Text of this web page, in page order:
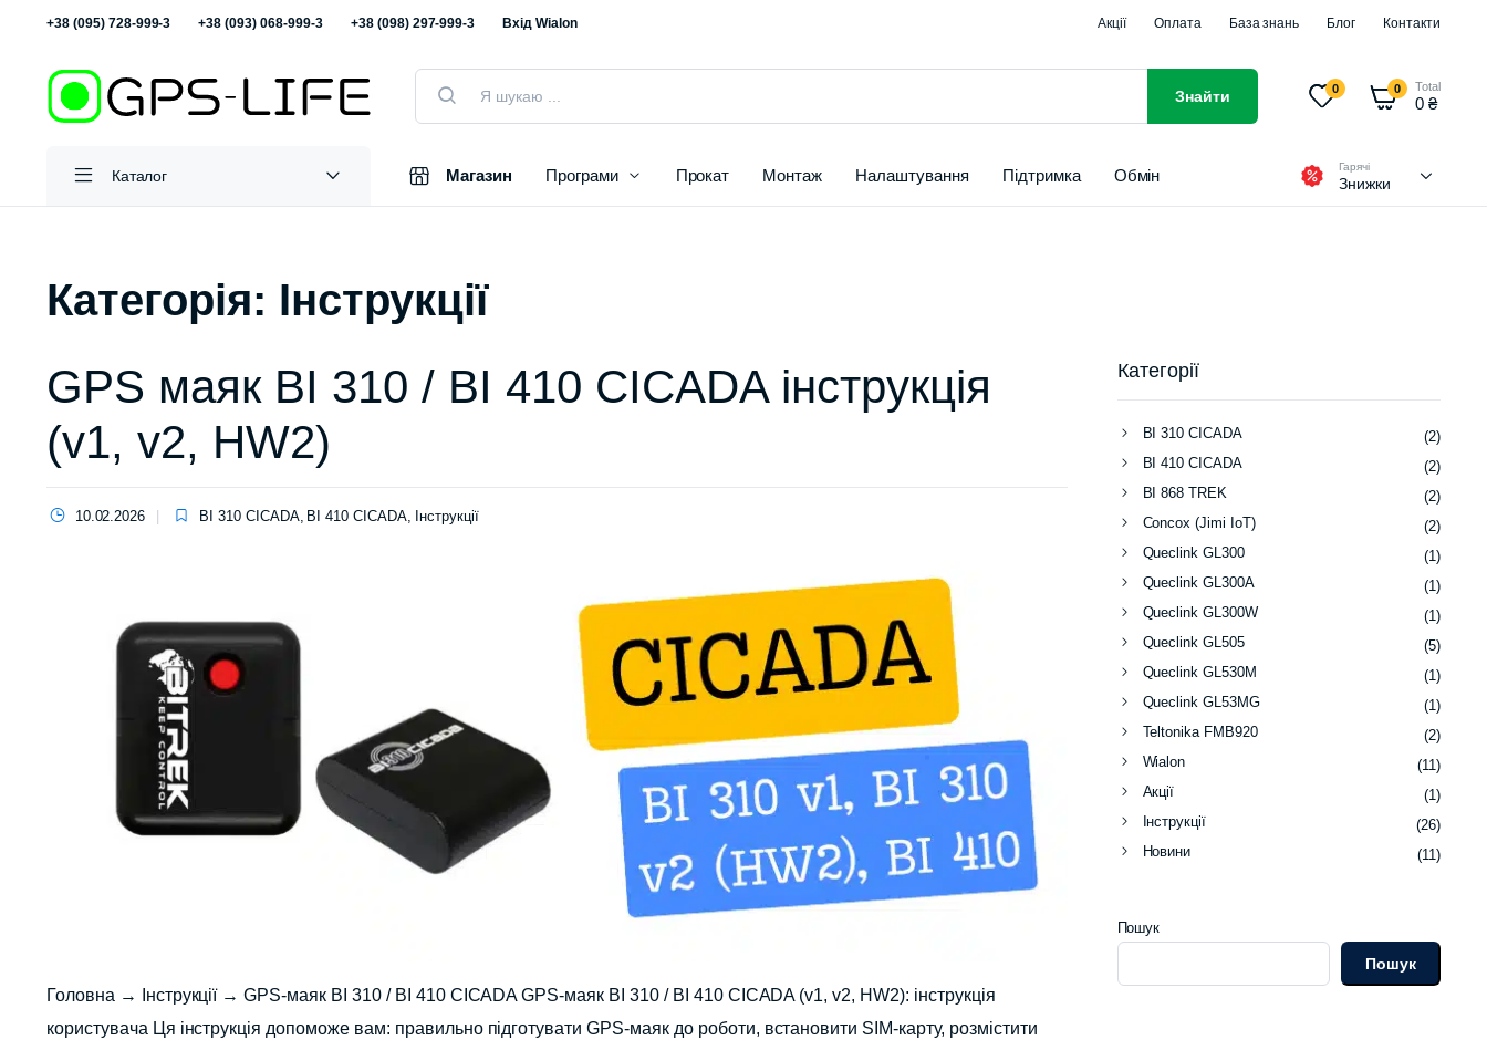
+38 (095) 728-999-3 +38 (093) 068-999-3 +38 (098) 297-999-3 Вхід Wialon Акції Оплата База знань Блог Контакти
Пошук
товарів
Знайти 0 0 Total
0₴
Каталог Магазин Програми Прокат Монтаж Налаштування Підтримка Обмін Гарячі
Знижки
Категорія: Інструкції
GPS маяк BI 310 / BI 410 CICADA інструкція
(v1, v2, HW2)
10.02.2026 BI 310 CICADA, BI 410 CICADA, Інструкції
Головна → Інструкції → GPS-маяк BI 310 / BI 410 CICADA GPS-маяк BI 310 / BI 410 CICADA (v1, v2, HW2): інструкція
користувача Ця інструкція допоможе вам: правильно підготувати GPS-маяк до роботи, встановити SIM-карту, розмістити
Категорії
BI 310 CICADA
(2)
BI 410 CICADA
(2)
BI 868 TREK
(2)
Concox (Jimi IoT)
(2)
Queclink GL300
(1)
Queclink GL300A
(1)
Queclink GL300W
(1)
Queclink GL505
(5)
Queclink GL530M
(1)
Queclink GL53MG
(1)
Teltonika FMB920
(2)
Wialon
(11)
Акції
(1)
Інструкції
(26)
Новини
(11)
Пошук
Пошук